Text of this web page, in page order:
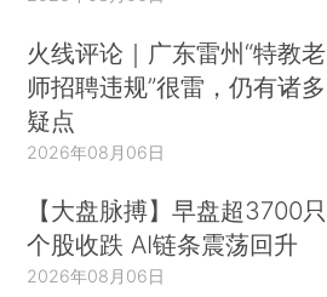
火线评论｜广东雷州“特教老
师招聘违规”很雷，仍有诸多
疑点
2026年08月06日
【大盘脉搏】早盘超3700只
个股收跌 AI链条震荡回升
2026年08月06日